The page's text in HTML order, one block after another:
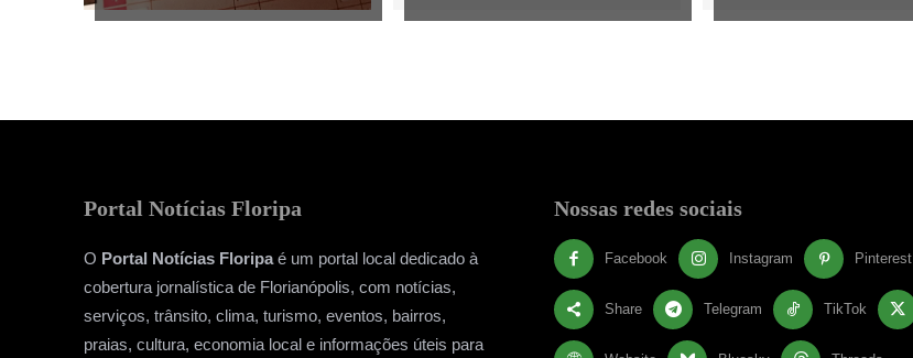
Portal Notícias Floripa
O Portal Notícias Floripaé um portal local dedicado à
cobertura jornalística de Florianópolis, com notícias,
serviços, trânsito, clima, turismo, eventos, bairros,
praias, cultura, economia local e informações úteis para
Nossas redes sociais
Facebook Instagram Pinterest
Share Telegram TikTok